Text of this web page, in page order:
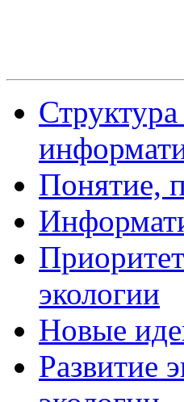
Понятие,
экологии
Новые
Развитие